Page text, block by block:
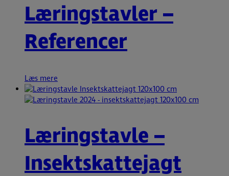
Læringstavler –
Referencer
Læs mere
Læringstavle –
Insektskattejagt